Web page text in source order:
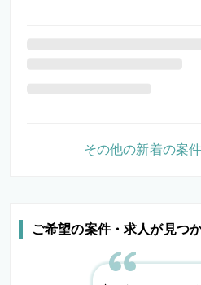
ご希望の案件・求人が見つ
その他の新着の案